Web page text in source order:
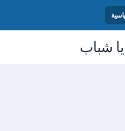
يا شباب